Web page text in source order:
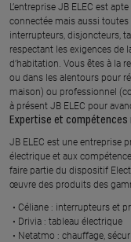
L’entreprise JB ELEC est
connectée mais aussi
interrupteurs, disjoncteurs,
respectant les exigences de
d’habitation. Vous êtes à la
ou dans les alentours pour
maison) ou professionnel
à présent JB ELEC pour
Expertise et compétences
​JB ELEC est une entreprise
électrique et aux
faire partie du dispositif
œuvre des produits des
Céliane : interrupteurs et
Drivia : tableau électrique ​
Netatmo : chauffage,